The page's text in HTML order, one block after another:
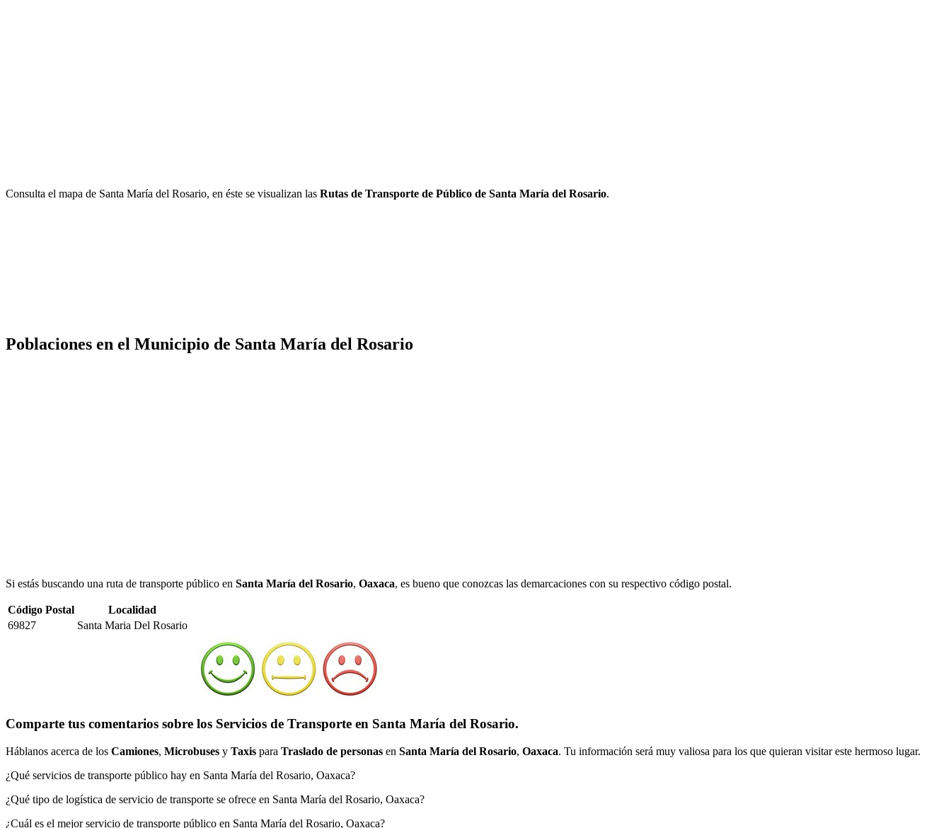
Consulta el mapa de Santa María del Rosario, en éste se visualizan las Rutas de Transporte de Público de Santa María del Rosario.
Poblaciones en el Municipio de Santa María del Rosario
Si estás buscando una ruta de transporte público en Santa María del Rosario, Oaxaca, es bueno que conozcas las demarcaciones con su respectivo código postal.
Código Postal
Localidad
69827
Santa Maria Del Rosario
Comparte tus comentarios sobre los Servicios de Transporte en Santa María del Rosario.
Háblanos acerca de los Camiones, Microbuses y Taxis para Traslado de personas en Santa María del Rosario, Oaxaca. Tu información será muy valiosa para los que quieran visitar este hermoso lugar.
¿Qué servicios de transporte público hay en Santa María del Rosario, Oaxaca?
¿Qué tipo de logística de servicio de transporte se ofrece en Santa María del Rosario, Oaxaca?
¿Cuál es el mejor servicio de transporte público en Santa María del Rosario, Oaxaca?